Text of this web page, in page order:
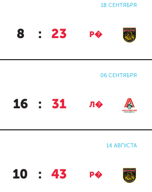
18 СЕНТЯБРЯ
8 : 23 Р�
06 СЕНТЯБРЯ
16 : 31 Л�
14 АВГУСТА
10 : 43 Р�